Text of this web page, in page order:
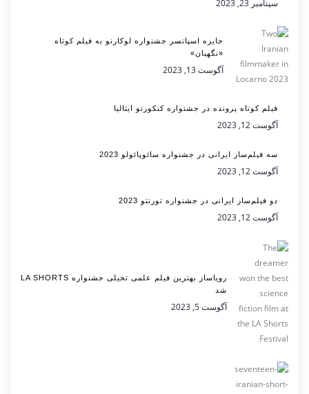
سپتامبر 23, 2023
جایزه اسپانسر جشنواره لوکارنو به فیلم کوتاه
«نگهبان»
آگوست 13, 2023
فیلم کوتاه پرونده در جشنواره کنکورتو ایتالیا
آگوست 12, 2023
سه فیلم‌ساز ایرانی در جشنواره سائوپائولو 2023
آگوست 12, 2023
دو فیلم‌ساز ایرانی در جشنواره تورنتو 2023
آگوست 12, 2023
رویاساز بهترین فیلم علمی تخیلی جشنواره LA SHORTS
شد
آگوست 5, 2023